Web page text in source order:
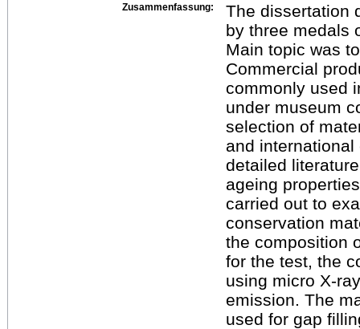
Zusammenfassung:
The dissertation
by three medals
Main topic was
Commercial
commonly used
under museum
selection of
and
detailed
ageing
carried out to
conservation
the composition
for the test, the
using micro X-
emission. The
used for gap